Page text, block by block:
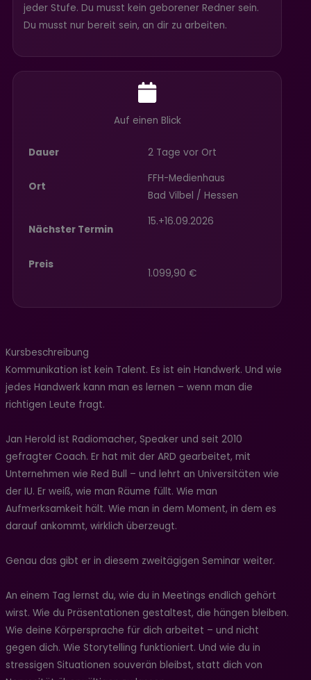
jeder Stufe. Du musst kein geborener Redner sein.
Du musst nur bereit sein, an dir zu arbeiten.
Auf einen Blick
Dauer 2 Tage vor Ort
Ort
FFH-Medienhaus
Bad Vilbel / Hessen
Nächster Termin
Preis
15.+16.09.2026
1.099,90 €
Kursbeschreibung
Kommunikation ist kein Talent. Es ist ein Handwerk. Und wie
jedes Handwerk kann man es lernen – wenn man die
richtigen Leute fragt.
Jan Herold ist Radiomacher, Speaker und seit 2010
gefragter Coach. Er hat mit der ARD gearbeitet, mit
Unternehmen wie Red Bull – und lehrt an Universitäten wie
der IU. Er weiß, wie man Räume füllt. Wie man
Aufmerksamkeit hält. Wie man in dem Moment, in dem es
darauf ankommt, wirklich überzeugt.
Genau das gibt er in diesem zweitägigen Seminar weiter.
An einem Tag lernst du, wie du in Meetings endlich gehört
wirst. Wie du Präsentationen gestaltest, die hängen bleiben.
Wie deine Körpersprache für dich arbeitet – und nicht
gegen dich. Wie Storytelling funktioniert. Und wie du in
stressigen Situationen souverän bleibst, statt dich von